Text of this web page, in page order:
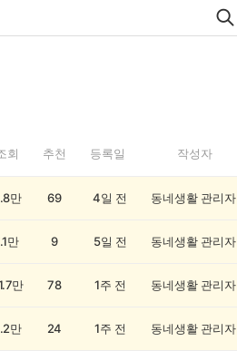
회 추천 등록일 작성자
만 69 4일 전 동네생활 관리자
만 9 5일 전 동네생활 관리자
만 78 1주 전 동네생활 관리자
만 24 1주 전 동네생활 관리자